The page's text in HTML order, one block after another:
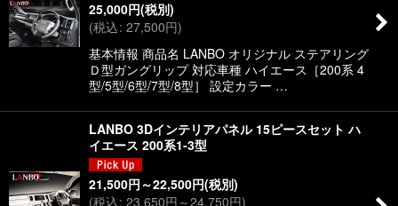
25,000円(税別)
(税込: 27,500円)
基本情報 商品名 LANBO オリジナル ステアリング
Ｄ型ガングリップ 対応車種 ハイエース［200系 4
型/5型/6型/7型/8型］ 設定カラー …
LANBO 3Dインテリアパネル 15ピースセット ハ
イエース 200系1-3型
21,500円 ～22,500円(税別)
(税込: 23,650円 ～24,750円)